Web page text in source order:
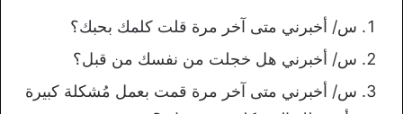
س/ أخبرني متى آخر مرة قلت كلمك بحبك؟
س/ أخبرني هل خجلت من نفسك من قبل؟
س/ أخبرني متى آخر مرة قمت بعمل مُشكلة كبيرة